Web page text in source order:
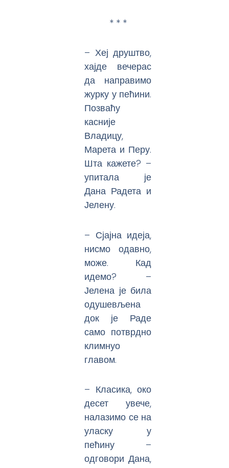
* * *
– Хеј друштво,
хајде вечерас
да направимо
журку у пећини.
Позваћу
касније
Владицу,
Марета и Перу.
Шта кажете? –
упитала је
Дана Радета и
Јелену.
– Сјајна идеја,
нисмо одавно,
може. Кад
идемо? –
Јелена је била
одушевљена
док је Раде
само потврдно
климнуо
главом.
– Класика, око
десет увече,
налазимо се на
уласку у
пећину –
одговори Дана,